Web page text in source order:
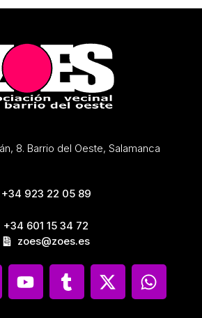
8. Barrio del Oeste, Salamanca
+34 923 22 05 89
+34 601 15 34 72
zoes@zoes.es